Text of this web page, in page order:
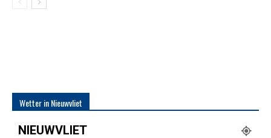
Wetter in Nieuwvliet
NIEUWVLIET